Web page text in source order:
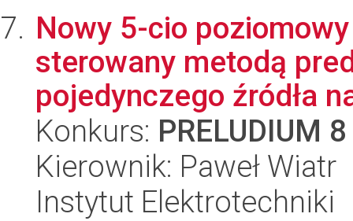
Nowy 5-cio
sterowany metodą
pojedynczego źródła
Konkurs: PRELUDIUM 8
Kierownik: Paweł Wiatr
Instytut Elektrotechniki